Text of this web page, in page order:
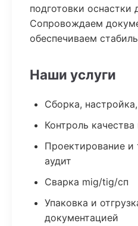
подготовки оснастки
Сопровождаем
обеспечиваем
Наши услуги
Сборка,
Контроль
Проектирование и
аудит
Сварка mig/tig/сп
Упаковка и
документацией